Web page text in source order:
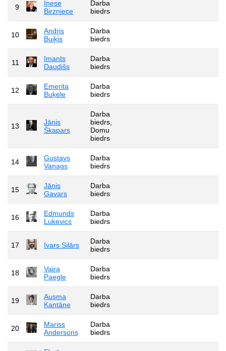
9
Inese
Birzniece
Darba
biedrs
10
Andris
Buiķis
Darba
biedrs
11
Imants
Daudišs
Darba
biedrs
12
Emerita
Buķele
Darba
biedrs
13
Jānis
Škapars
Darba
biedrs,
Domu
biedrs
14
Gustavs
Vanags
Darba
biedrs
15
Jānis
Gavars
Darba
biedrs
16
Edmunds
Lukevics
Darba
biedrs
17 Ivars Silārs
Darba
biedrs
18
Vaira
Paegle
Darba
biedrs
19
Ausma
Kantāne
Darba
biedrs
20
Mariss
Andersons
Darba
biedrs